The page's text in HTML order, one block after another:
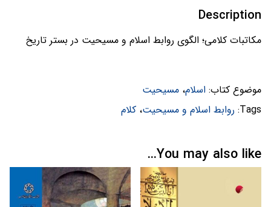
مسیحیت
quantity
Description
مکاتبات کلامی؛ الگوی روابط اسلام و مسیحیت در بستر تاریخ
موضوع کتاب: اسلام، مسیحیت
Tags: روابط اسلام و مسیحیت، کلام
You may also like…